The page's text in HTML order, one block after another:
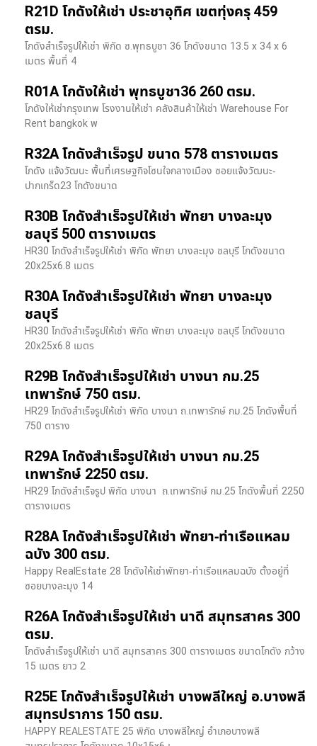
R21D โกดังให้เช่า ประชาอุทิศ เขตทุ่งครุ 459
ตรม.
โกดังสำเร็จรูปให้เช่า พิกัด ซ.พุทธบูชา 36 โกดังขนาด 13.5 x 34 x 6
เมตร พื้นที่ 4
R01A โกดังให้เช่า พุทธบูชา36 260 ตรม.
โกดังให้เช่ากรุงเทพ โรงงานให้เช่า คลังสินค้าให้เช่า Warehouse For
Rent bangkok พ
R32A โกดังสำเร็จรูป ขนาด 578 ตารางเมตร
โกดัง แจ้งวัฒนะ พื้นที่เศรษฐกิจโซนใจกลางเมือง ซอยแจ้งวัฒนะ-
ปากเกร็ด23 โกดังขนาด
R30B โกดังสำเร็จรูปให้เช่า พัทยา บางละมุง
ชลบุรี 500 ตารางเมตร
HR30 โกดังสำเร็จรูปให้เช่า พิกัด พัทยา บางละมุง ชลบุรี โกดังขนาด
20x25x6.8 เมตร
R30A โกดังสำเร็จรูปให้เช่า พัทยา บางละมุง
ชลบุรี
HR30 โกดังสำเร็จรูปให้เช่า พิกัด พัทยา บางละมุง ชลบุรี โกดังขนาด
20x25x6.8 เมตร
R29B โกดังสำเร็จรูปให้เช่า บางนา กม.25
เทพารักษ์ 750 ตรม.
HR29 โกดังสำเร็จรูปให้เช่า พิกัด บางนา​ ถ.เทพารักษ์ กม.25 โกดังพื้นที่
750 ตาราง
R29A โกดังสำเร็จรูปให้เช่า บางนา กม.25
เทพารักษ์ 2250 ตรม.
HR29 โกดังสำเร็จรูป พิกัด บางนา​ ถ.เทพารักษ์ กม.25 โกดังพื้นที่ 2250
ตารางเมตร
R28A โกดังสำเร็จรูปให้เช่า พัทยา-ท่าเรือแหลม
ฉบัง 300 ตรม.
Happy RealEstate 28 โกดังให้เช่าพัทยา-ท่าเรือแหลมฉบัง ตั้งอยู่ที่
ซอยบางละมุง 14
R26A โกดังสำเร็จรูปให้เช่า นาดี สมุทรสาคร 300
ตรม.
โกดังสำเร็จรูปให้เช่า นาดี สมุทรสาคร 300 ตารางเมตร ขนาดโกดัง กว้าง
15 เมตร ยาว 2
R25E โกดังสำเร็จรูปให้เช่า บางพลีใหญ่ อ.บางพลี
สมุทรปราการ 150 ตรม.
HAPPY REALESTATE 25 พิกัด บางพลีใหญ่ อำเภอบางพลี